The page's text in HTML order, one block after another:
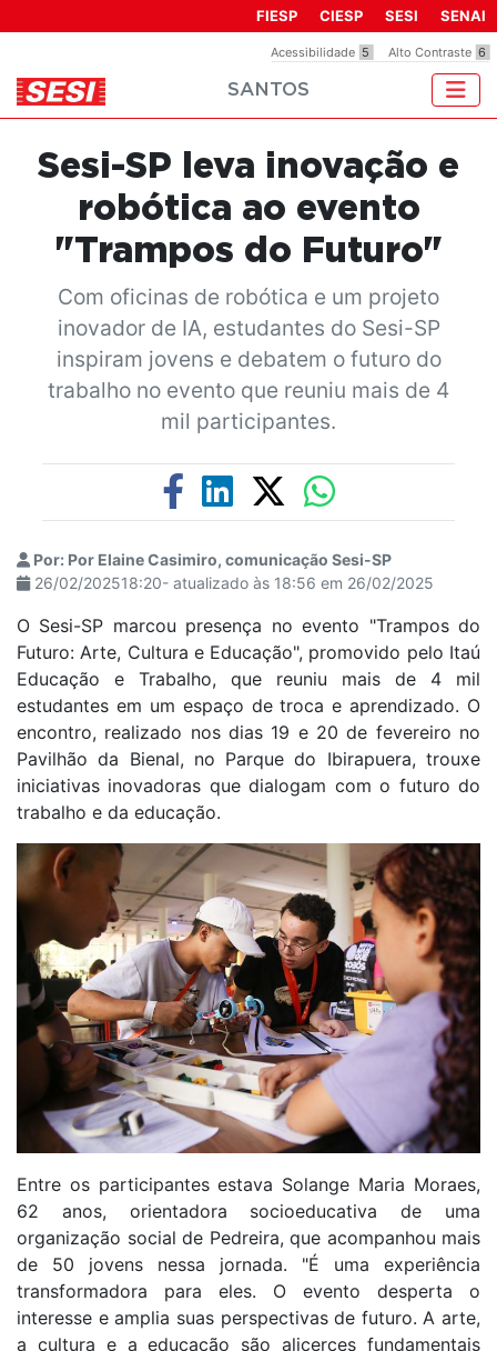
inclui
um
sistema
acessibilidade.
Acessibilidade 5 Alto Contraste 6
FIESP CIESP SESI SENAI
SANTOS
Sesi-SP leva inovação e
robótica ao evento
"Trampos do Futuro"
Com oficinas de robótica e um projeto
inovador de IA, estudantes do Sesi-SP
inspiram jovens e debatem o futuro do
trabalho no evento que reuniu mais de 4
mil participantes.
Por: Por Elaine Casimiro, comunicação Sesi-SP
26/02/202518:20- atualizado às 18:56 em 26/02/2025
O Sesi-SP marcou presença no evento "Trampos do
Futuro: Arte, Cultura e Educação", promovido pelo Itaú
Educação e Trabalho, que reuniu mais de 4 mil
estudantes em um espaço de troca e aprendizado. O
encontro, realizado nos dias 19 e 20 de fevereiro no
Pavilhão da Bienal, no Parque do Ibirapuera, trouxe
iniciativas inovadoras que dialogam com o futuro do
trabalho e da educação.
Entre os participantes estava Solange Maria Moraes,
62 anos, orientadora socioeducativa de uma
organização social de Pedreira, que acompanhou mais
de 50 jovens nessa jornada. "É uma experiência
transformadora para eles. O evento desperta o
interesse e amplia suas perspectivas de futuro. A arte,
a cultura e a educação são alicerces fundamentais